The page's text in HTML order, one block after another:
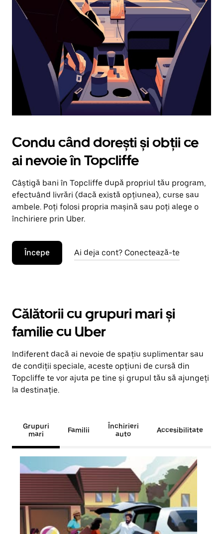
în
jos.
Închide
calendarul
apăsând
pe
butonul
Escape.
Condu când dorești și obții ce
ai nevoie în Topcliffe
Câștigă bani în Topcliffe după propriul tău program,
efectuând livrări (dacă există opțiunea), curse sau
ambele. Poți folosi propria mașină sau poți alege o
închiriere prin Uber.
Începe Ai deja cont? Conectează-te
Călătorii cu grupuri mari și
familie cu Uber
Indiferent dacă ai nevoie de spațiu suplimentar sau
de condiții speciale, aceste opțiuni de cursă din
Topcliffe te vor ajuta pe tine și grupul tău să ajungeți
la destinație.
Grupuri
mari
Familii
Închirieri
auto
Accesibilitate